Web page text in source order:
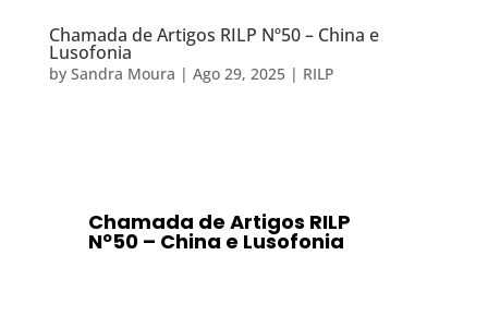
Chamada de Artigos RILP Nº50 – China e
Lusofonia
by Sandra Moura | Ago 29, 2025| RILP
Chamada de Artigos RILP
Nº50 – China e Lusofonia